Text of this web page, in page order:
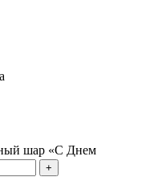
шар «С Днем